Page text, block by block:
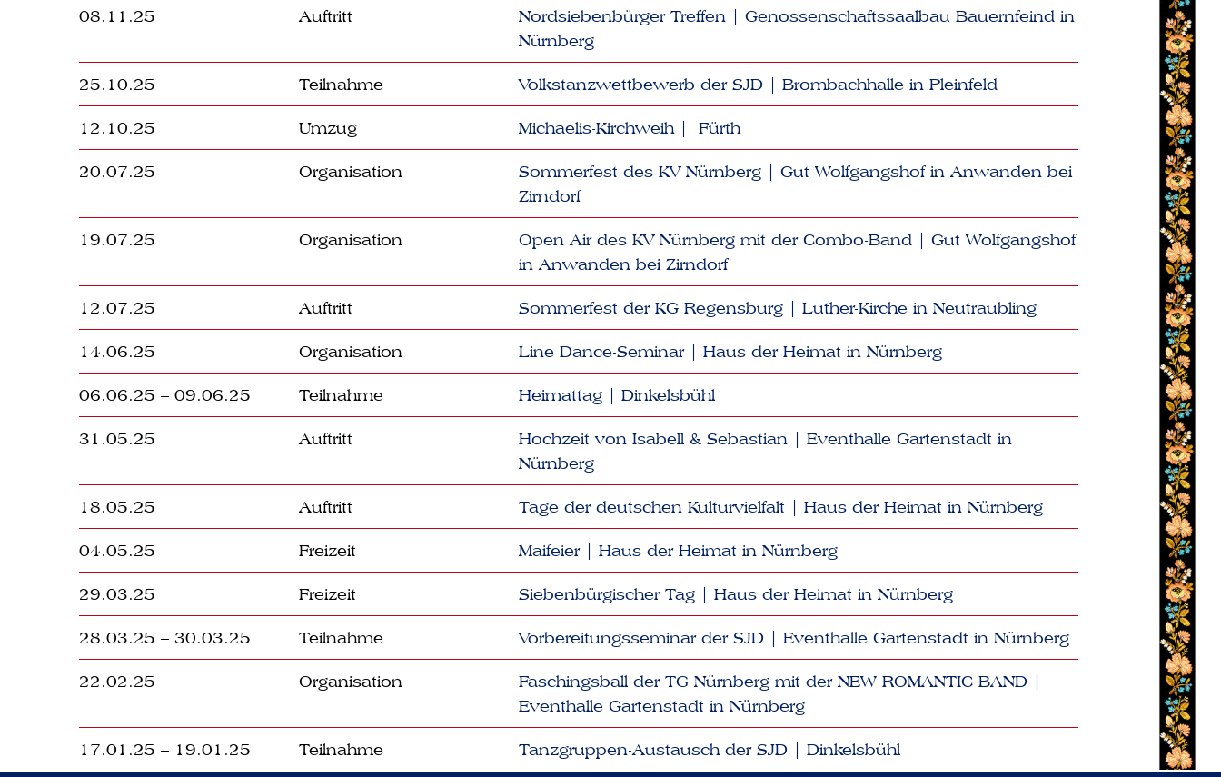
08.11.25 Auftritt
Nordsiebenbürger Treffen | Genossenschaftssaalbau Bauernfeind in
Nürnberg
25.10.25 Teilnahme Volkstanzwettbewerb der SJD | Brombachhalle in Pleinfeld
12.10.25 Umzug Michaelis-Kirchweih | Fürth
20.07.25 Organisation
Sommerfest des KV Nürnberg | Gut Wolfgangshof in Anwanden bei
Zirndorf
19.07.25 Organisation
Open Air des KV Nürnberg mit der Combo-Band | Gut Wolfgangshof
in Anwanden bei Zirndorf
12.07.25 Auftritt Sommerfest der KG Regensburg | Luther-Kirche in Neutraubling
14.06.25 Organisation Line Dance-Seminar | Haus der Heimat in Nürnberg
06.06.25 – 09.06.25 Teilnahme Heimattag | Dinkelsbühl
31.05.25 Auftritt
Hochzeit von Isabell & Sebastian | Eventhalle Gartenstadt in
Nürnberg
18.05.25 Auftritt Tage der deutschen Kulturvielfalt | Haus der Heimat in Nürnberg
04.05.25 Freizeit Maifeier | Haus der Heimat in Nürnberg
29.03.25 Freizeit Siebenbürgischer Tag | Haus der Heimat in Nürnberg
28.03.25 – 30.03.25 Teilnahme Vorbereitungsseminar der SJD | Eventhalle Gartenstadt in Nürnberg
22.02.25 Organisation
Faschingsball der TG Nürnberg mit der NEW ROMANTIC BAND |
Eventhalle Gartenstadt in Nürnberg
17.01.25 – 19.01.25 Teilnahme Tanzgruppen-Austausch der SJD | Dinkelsbühl